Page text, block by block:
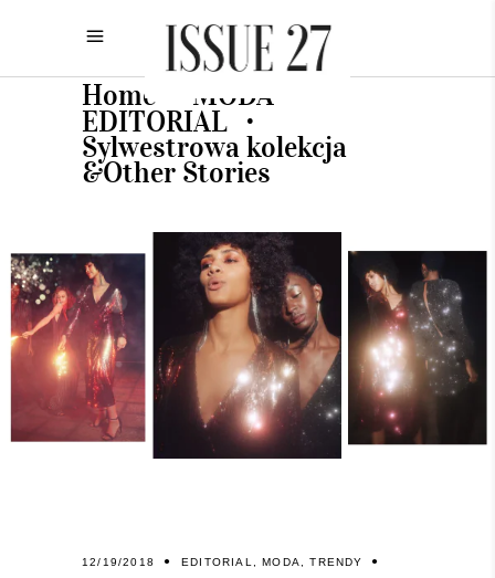
Home MODA
EDITORIAL •
Sylwestrowa kolekcja
&Other Stories
12/19/2018 EDITORIAL,MODA,TRENDY